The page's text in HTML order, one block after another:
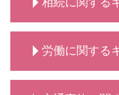
リーガルチェ
契約書 リーガ
法人破産 デメ
破産 倒産 違い
法人破産 でき
法人破産 代表
男女問題 弁護
慰謝料請求 離
養育費 公正証
債務整理 遅延
債務整理 個人
債務整理とは
債務整理 依頼
自己破産 賃貸
相続 弁護士
相続 流れ
相続 争い
労働に関する